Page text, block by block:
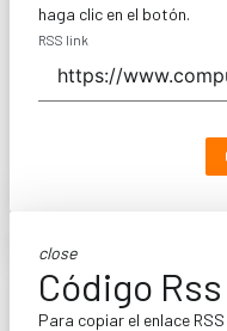
haga clic en el botón.
RSS link
close
Código Rss
Para copiar el enlace